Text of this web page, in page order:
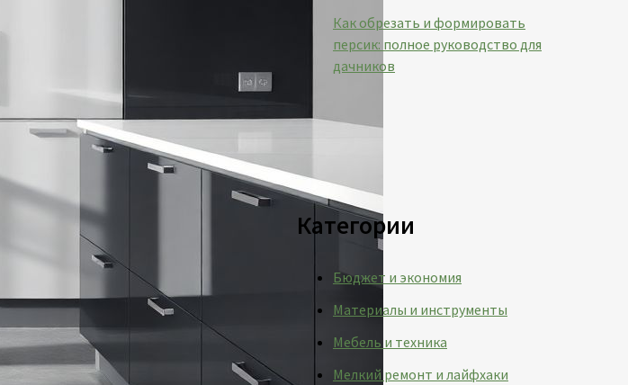
Как обрезать и формировать
персик: полное руководство для
дачников
Категории
Бюджет и экономия
Материалы и инструменты
Мебель и техника
Мелкий ремонт и лайфхаки